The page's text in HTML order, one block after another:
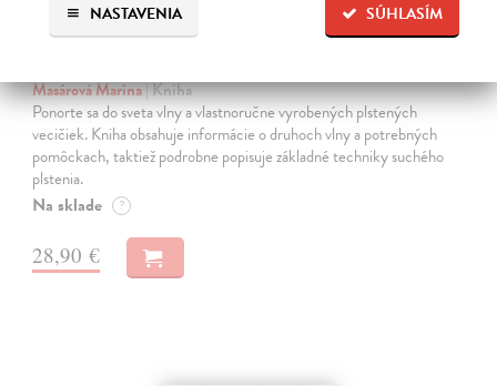
SÚHLASÍM
NASTAVENIA
Masárová Marína| Kniha
Ponorte sa do sveta vlny a vlastnoručne vyrobených plstených
vecičiek. Kniha obsahuje informácie o druhoch vlny a potrebných
pomôckach, taktiež podrobne popisuje základné techniky suchého
plstenia.
Na sklade ?
28,90 €